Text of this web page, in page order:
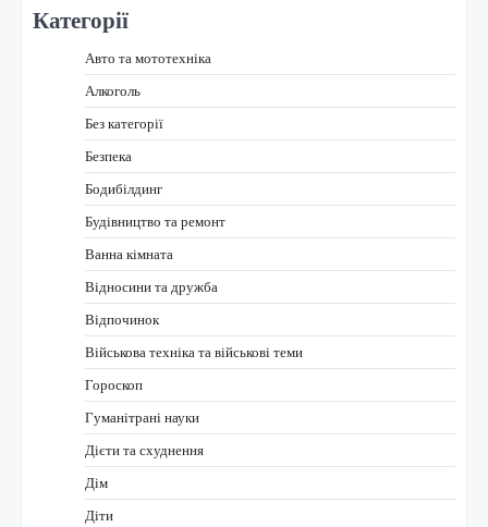
Категорії
Авто та мототехніка
Алкоголь
Без категорії
Безпека
Бодибілдинг
Будівництво та ремонт
Ванна кімната
Відносини та дружба
Відпочинок
Військова техніка та військові теми
Гороскоп
Гуманітрані науки
Дієти та схуднення
Дім
Діти